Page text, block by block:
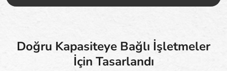
Doğru Kapasiteye Bağlı İşletmeler
İçin Tasarlandı